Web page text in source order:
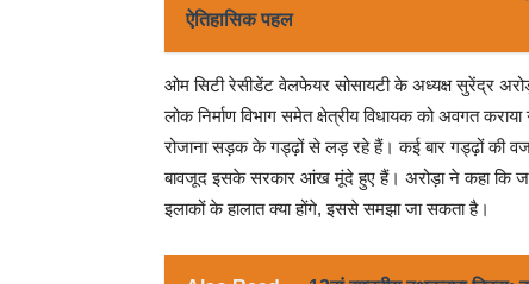
ऐतिहासिक पहल
ओम सिटी रेसीडेंट वेलफेयर सोसायटी के अध्यक्ष सुरेंद्र
लोक निर्माण विभाग समेत क्षेत्रीय विधायक को अवगत
रोजाना सड़क के गड्ढ़ों से लड़ रहे हैं। कई बार गड्ढ़ों की
बावजूद इसके सरकार आंख मूंदे हुए हैं। अरोड़ा ने कहा कि जब
इलाकों के हालात क्या होंगे, इससे समझा जा सकता है।